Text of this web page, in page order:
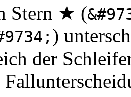
Stern ★ (
)
der